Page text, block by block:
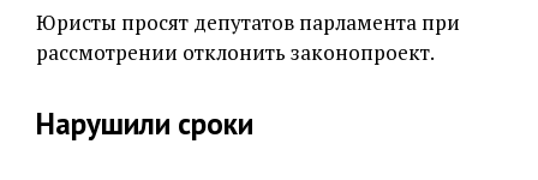
Юристы просят депутатов парламента при
рассмотрении отклонить законопроект.
Нарушили сроки